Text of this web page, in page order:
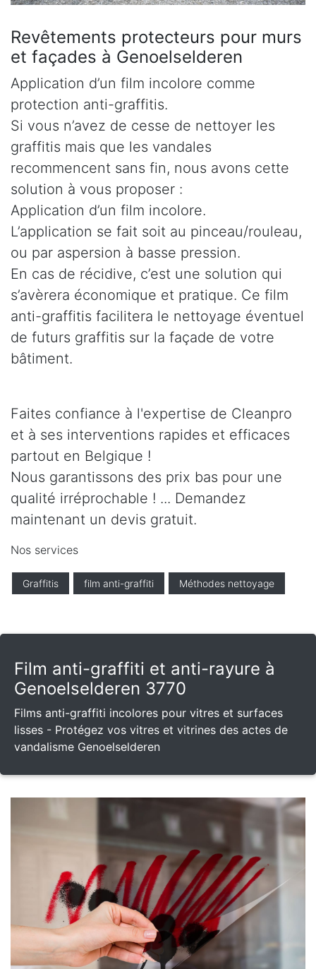
Revêtements protecteurs pour murs
et façades à Genoelselderen
Application d’un film incolore comme
protection anti-graffitis.
Si vous n’avez de cesse de nettoyer les
graffitis mais que les vandales
recommencent sans fin, nous avons cette
solution à vous proposer :
Application d’un film incolore.
L’application se fait soit au pinceau/rouleau,
ou par aspersion à basse pression.
En cas de récidive, c’est une solution qui
s’avèrera économique et pratique. Ce film
anti-graffitis facilitera le nettoyage éventuel
de futurs graffitis sur la façade de votre
bâtiment.
Faites confiance à l'expertise de Cleanpro
et à ses interventions rapides et efficaces
partout en Belgique !
Nous garantissons des prix bas pour une
qualité irréprochable ! ... Demandez
maintenant un devis gratuit.
Nos services
Graffitis film anti-graffiti Méthodes nettoyage
Film anti-graffiti et anti-rayure à
Genoelselderen 3770
Films anti-graffiti incolores pour vitres et surfaces
lisses - Protégez vos vitres et vitrines des actes de
vandalisme Genoelselderen